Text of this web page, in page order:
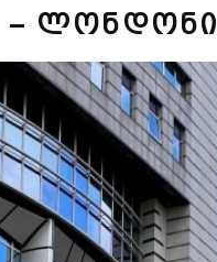
– ლონდონი